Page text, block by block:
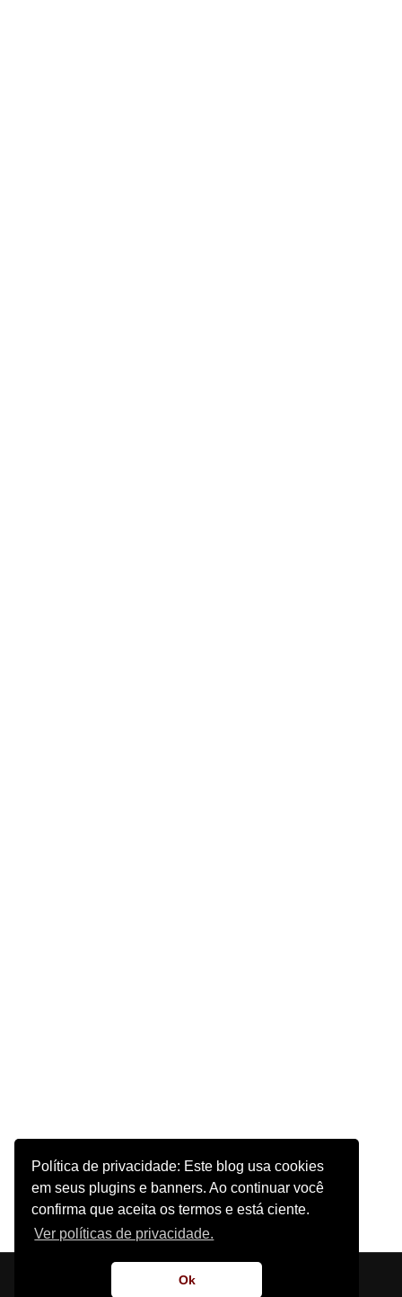
Política de privacidade: Este blog usa cookies
em seus plugins e banners. Ao continuar você
confirma que aceita os termos e está ciente.
Ver políticas de privacidade.
Ok
Sobre o Site